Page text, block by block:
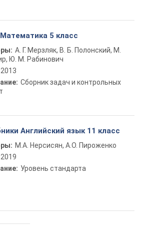
5 класс
А. Г. Мерзляк, В. Б. Полонский, М.
Ю. М. Рабинович
2013
Сборник задач и контрольных
Английский язык 11 класс
М.А. Нерсисян, А.О. Пироженко
2019
Уровень стандарта